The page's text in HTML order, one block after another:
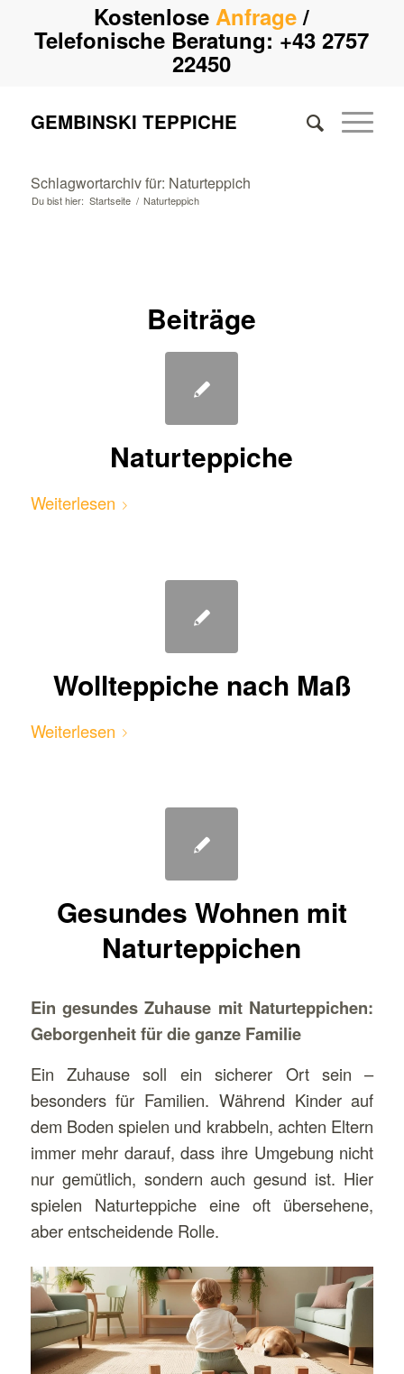
KostenloseAnfrage/
Telefonische Beratung:+43 2757
22450
GEMBINSKI TEPPICHE
Schlagwortarchiv für: Naturteppich
Du bist hier: Startseite / Naturteppich
Beiträge
Naturteppiche
Weiterlesen
Wollteppiche nach Maß
Weiterlesen
Gesundes Wohnen mit
Naturteppichen
Ein gesundes Zuhause mit Naturteppichen:
Geborgenheit für die ganze Familie
Ein Zuhause soll ein sicherer Ort sein –
besonders für Familien. Während Kinder auf
dem Boden spielen und krabbeln, achten Eltern
immer mehr darauf, dass ihre Umgebung nicht
nur gemütlich, sondern auch gesund ist. Hier
spielen Naturteppiche eine oft übersehene,
aber entscheidende Rolle.